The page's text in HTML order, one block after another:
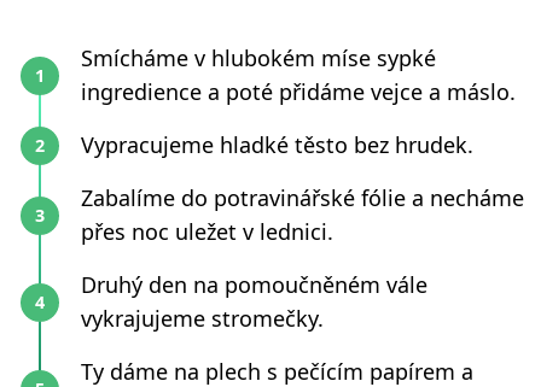
Smícháme v hlubokém míse sypké
ingredience a poté přidáme vejce a máslo.
Vypracujeme hladké těsto bez hrudek.
Zabalíme do potravinářské fólie a necháme
přes noc uležet v lednici.
Druhý den na pomoučněném vále
vykrajujeme stromečky.
Ty dáme na plech s pečícím papírem a